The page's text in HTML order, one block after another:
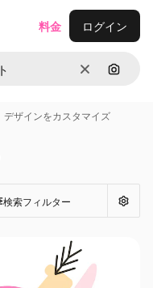
消去 画像で
料金 ログイン
デザインをカスタマイズ
検索フィルター